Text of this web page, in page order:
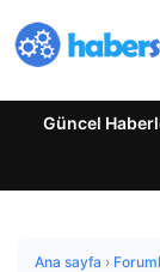
Güncel
Ana sayfa ›